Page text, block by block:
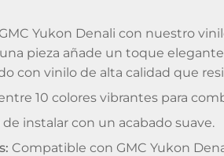
Yukon Denali con nuestro
pieza añade un toque
con vinilo de alta calidad que
10 colores vibrantes para
de instalar con un acabado suave.
Compatible con GMC Yukon